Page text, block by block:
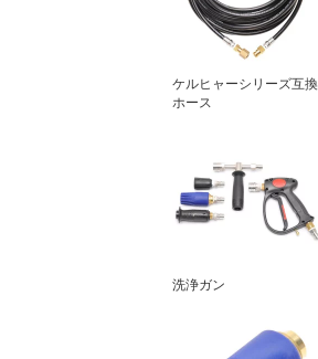
ケルヒャーシリーズ互換
ホース
洗浄ガン